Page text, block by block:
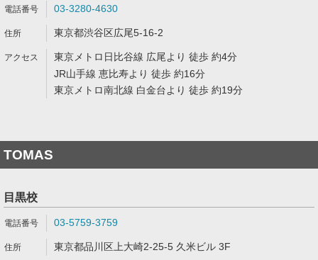
03-3280-4630
東京都渋谷区広尾5-16-2
東京メトロ日比谷線 広尾より 徒歩 約4分
JR山手線 恵比寿より 徒歩 約16分
東京メトロ南北線 白金台より 徒歩 約19分
TOMAS
目黒校
03-5759-3759
東京都品川区上大崎2-25-5 久米ビル 3F